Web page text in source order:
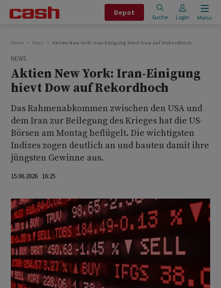
Depot
Suche Login Menu
Home News Aktien New York: Iran-Einigung hievt Dow auf Rekordhoch
NEWS
Aktien New York: Iran-Einigung
hievt Dow auf Rekordhoch
Das Rahmenabkommen zwischen den USA und
dem Iran zur Beilegung des Krieges hat die US-
Börsen am Montag beflügelt. Die wichtigsten
Indizes zogen deutlich an und bauten damit ihre
jüngsten Gewinne aus.
15.06.2026 16:25